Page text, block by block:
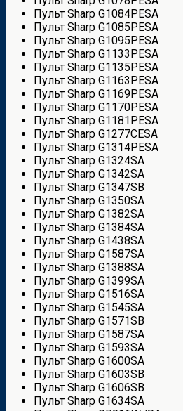
Пульт Sharp G1084PESA
Пульт Sharp G1085PESA
Пульт Sharp G1095PESA
Пульт Sharp G1133PESA
Пульт Sharp G1135PESA
Пульт Sharp G1163PESA
Пульт Sharp G1169PESA
Пульт Sharp G1170PESA
Пульт Sharp G1181PESA
Пульт Sharp G1277CESA
Пульт Sharp G1314PESA
Пульт Sharp G1324SA
Пульт Sharp G1342SA
Пульт Sharp G1347SB
Пульт Sharp G1350SA
Пульт Sharp G1382SA
Пульт Sharp G1384SA
Пульт Sharp G1438SA
Пульт Sharp G1587SA
Пульт Sharp G1388SA
Пульт Sharp G1399SA
Пульт Sharp G1516SA
Пульт Sharp G1545SA
Пульт Sharp G1571SB
Пульт Sharp G1587SA
Пульт Sharp G1593SA
Пульт Sharp G1600SA
Пульт Sharp G1603SB
Пульт Sharp G1606SB
Пульт Sharp G1634SA